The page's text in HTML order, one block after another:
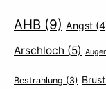
AHB (9) Angst
Arschloch (5)
Bestrahlung (3) Brust